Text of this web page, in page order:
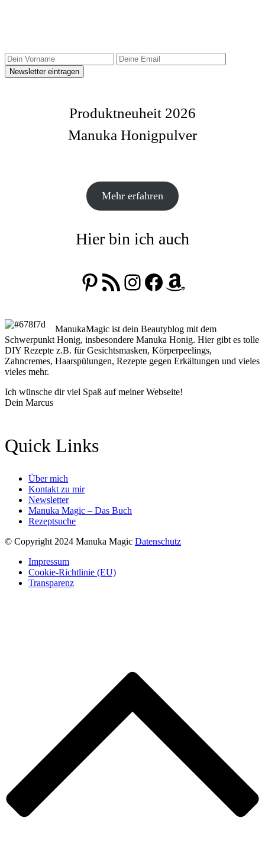
Produktneuheit 2026
Manuka Honigpulver
Mehr erfahren
Hier bin ich auch
Pinterest
RSS-FeedInstagram
Facebook
Amazon
ManukaMagic ist dein Beautyblog mit dem
Schwerpunkt Honig, insbesondere Manuka Honig. Hier gibt es tolle
DIY Rezepte z.B. für Gesichtsmasken, Körperpeelings,
Zahncremes, Haarspülungen, Rezepte gegen Erkältungen und vieles
vieles mehr.
Ich wünsche dir viel Spaß auf meiner Webseite!
Dein Marcus
Quick Links
Über mich
Kontakt zu mir
Newsletter
Manuka Magic – Das Buch
Rezeptsuche
© Copyright 2024 Manuka Magic Datenschutz
Impressum
Cookie-Richtlinie (EU)
Transparenz